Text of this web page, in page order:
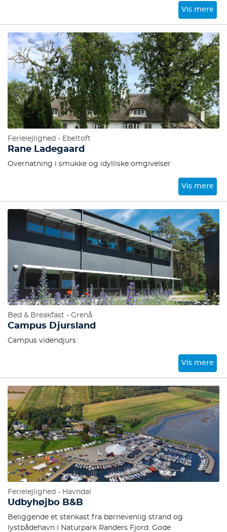
Vis mere
Ferielejlighed - Ebeltoft
Rane Ladegaard
Overnatning i smukke og idylliske omgivelser
Vis mere
Bed & Breakfast - Grenå
Campus Djursland
Campus videndjurs
Vis mere
Ferielejlighed - Havndal
Udbyhøjbo B&B
Beliggende et stenkast fra børnevenlig strand og
lystbådehavn i Naturpark Randers Fjord. Gode